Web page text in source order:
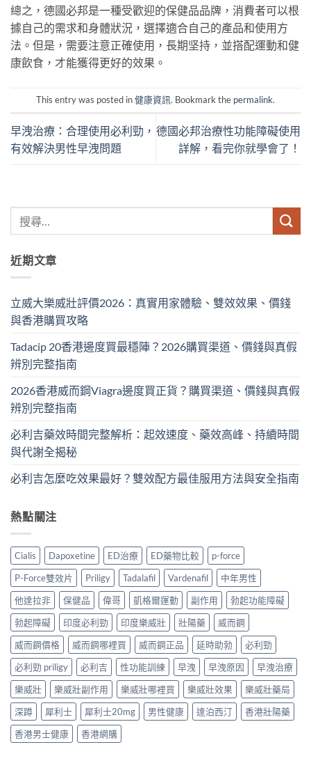
總之，德國必邦是一種受歡迎的保健品品牌，消費者可以根
據自己的需求和身體狀況，選擇適合自己的產品和使用方
法。但是，需要注意正確使用，長期坚持，並搭配運動和健
康飲食，才能獲得更好的效果。
This entry was posted in健康資訊. Bookmark the permalink.
早洩治療：合理使用必利勁，
有效解決男性早洩問題
德國必邦治療性功能障礙使用
詳解，看完你就學會了！
近期文章
立威大樂威壯評價2026：真實用家體驗、雙效效果、價錢
與香港購買攻略
Tadacip 20香港邊度買最穩陣？2026購買渠道、價錢與真假
辨別完整指南
2026香港威而鋼Viagra邊度買正貨？購買渠道、價錢與真假
辨別完整指南
必利吉藥效時間完整解析：起效速度、藥效高峰、持續時間
與代謝全揭秘
必利吉怎麼吃效果最好？雙效配方最佳服用方法與安全指南
熱點關注
Cialis Dapoxetine ED治療 ED藥物比較
p-force
P-Force雙效片
Priligy Tadalafil Vardenafil
中年男性
他達拉非
保健品 偉哥 凱格爾運動 副作用
勃起功能障礙
勃起障礙
印度必利勁 印度樂威壯 壯陽藥
威而鋼
威而鋼價格
威而鋼哪裡買 威而鋼正品 延時助勃
必利勁
必利勁 priligy
必利吉 性功能訓練 早洩 早洩原因
早洩治療
樂威壯
樂威壯副作用 樂威壯哪裡買 樂威壯效果
樂威壯藥局
深蹲
犀利士 犀利士20mg 男性健康 達泊西汀
香港壯陽藥
香港男士健康
香港網購